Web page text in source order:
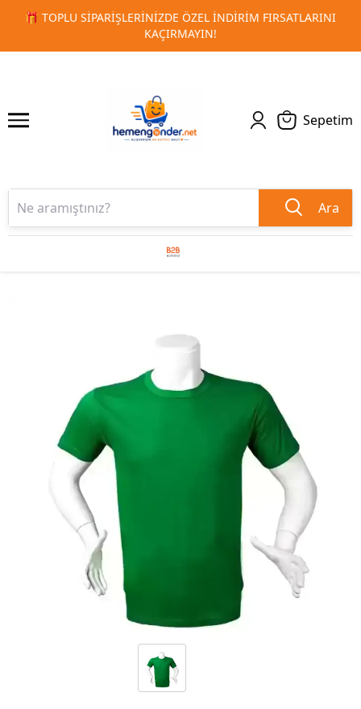
🚀 KURUMSAL PROMOSYON VE MATBAA
1 2
Sepetim
Ara